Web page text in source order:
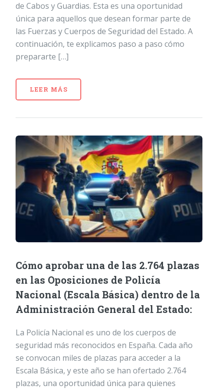
de Cabos y Guardias. Esta es una oportunidad
única para aquellos que desean formar parte de
las Fuerzas y Cuerpos de Seguridad del Estado. A
continuación, te explicamos paso a paso cómo
prepararte […]
LEER MÁS
Cómo aprobar una de las 2.764 plazas
en las Oposiciones de Policía
Nacional (Escala Básica) dentro de la
Administración General del Estado:
La Policía Nacional es uno de los cuerpos de
seguridad más reconocidos en España. Cada año
se convocan miles de plazas para acceder a la
Escala Básica, y este año se han ofertado 2.764
plazas, una oportunidad única para quienes